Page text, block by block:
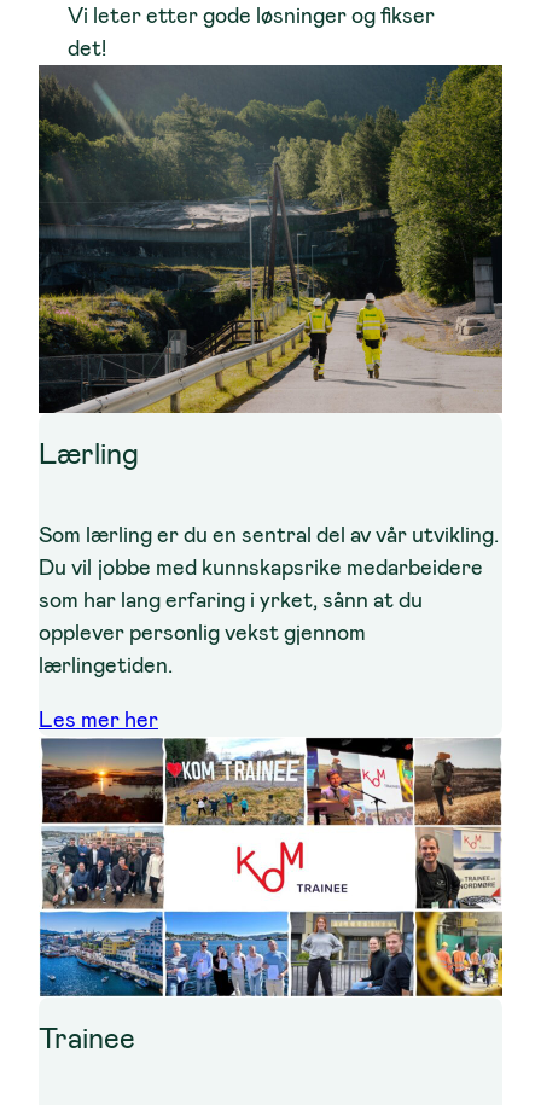
Vi leter etter gode løsninger og fikser
det!
Lærling
Som lærling er du en sentral del av vår utvikling.
Du vil jobbe med kunnskapsrike medarbeidere
som har lang erfaring i yrket, sånn at du
opplever personlig vekst gjennom
lærlingetiden.
Les mer her
Trainee